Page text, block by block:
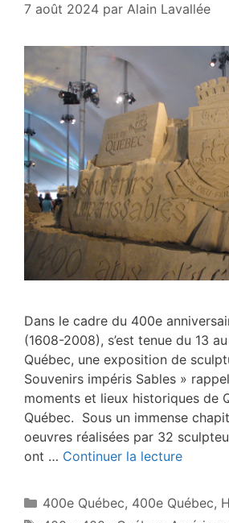
7 août 2024 par Alain Lavallée
Dans le cadre du 400e
(1608-2008), s’est tenue du 13
Québec, une exposition de
Souvenirs impéris Sables »
moments et lieux historiques de
Québec. Sous un immense
oeuvres réalisées par 32
ont … Continuer la lecture
Catégories
400e Québec, 400e Québec,